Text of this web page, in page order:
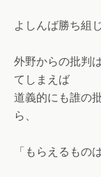
よしんば勝ち組
外野からの批判
てしまえば
道義的にも誰の
ら、
「もらえるもの